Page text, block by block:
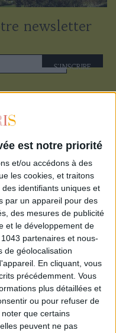
est notre priorité
et/ou accédons à des
les cookies, et traitons
identifiants uniques et
par un appareil pour des
des mesures de publicité
et le développement de
partenaires et nous-
de géolocalisation
En cliquant, vous
précédemment. Vous
plus détaillées et
ou pour refuser de
noter que certains
peuvent ne pas
newsletter
S'INSCRIRE
MADE IN FRANCE À PETIT PRIX